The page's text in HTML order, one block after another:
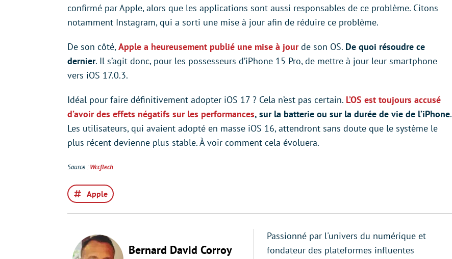
confirmé par Apple, alors que les applications sont aussi responsables de ce problème. Citons
notamment Instagram, qui a sorti une mise à jour afin de réduire ce problème.
De son côté, Apple a heureusement publié une mise à jourde son OS. De quoi résoudre ce
dernier. Il s’agit donc, pour les possesseurs d’iPhone 15 Pro, de mettre à jour leur smartphone
vers iOS 17.0.3.
Idéal pour faire définitivement adopter iOS 17 ? Cela n’est pas certain. L’OS est toujours accusé
d’avoir des effets négatifs sur les performances, sur la batterie ou sur la durée de vie de l’iPhone.
Les utilisateurs, qui avaient adopté en masse iOS 16, attendront sans doute que le système le
plus récent devienne plus stable. À voir comment cela évoluera.
Source :Wccftech
Apple
Bernard David Corroy
Passionné par l'univers du numérique et
fondateur des plateformes influentes